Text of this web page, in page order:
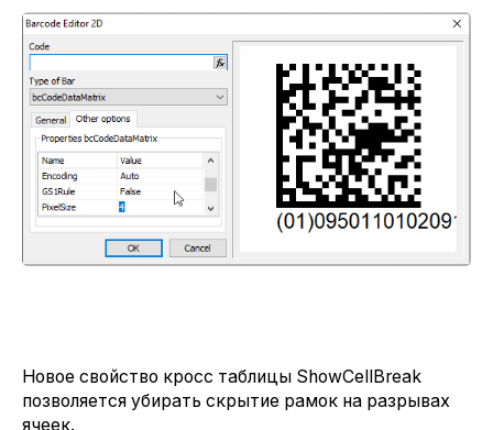
Новое свойство кросс таблицы ShowCellBreak
позволяется убирать скрытие рамок на разрывах
ячеек.